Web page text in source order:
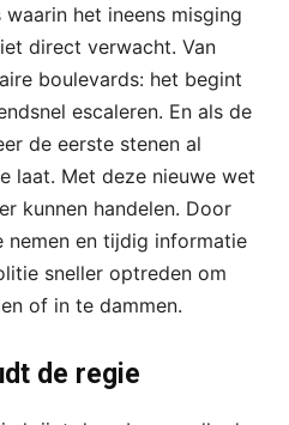
het ineens misging
direct verwacht. Van
boulevards: het begint
escaleren. En als de
de eerste stenen al
laat. Met deze nieuwe wet
kunnen handelen. Door
nemen en tijdig informatie
sneller optreden om
of in te dammen.
de regie